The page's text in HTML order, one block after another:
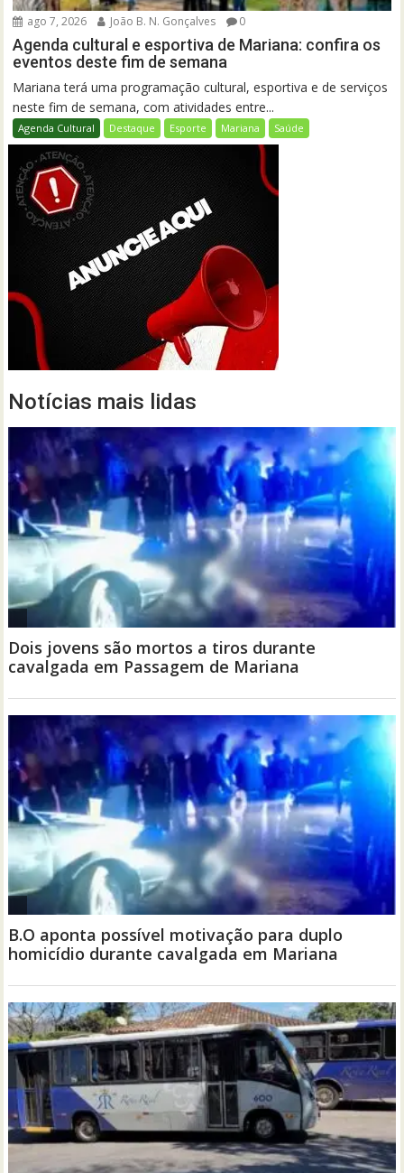
ago 7, 2026 João B. N. Gonçalves 0
Agenda cultural e esportiva de Mariana: confira os
eventos deste fim de semana
Mariana terá uma programação cultural, esportiva e de serviços
neste fim de semana, com atividades entre...
Agenda Cultural Destaque Esporte Mariana Saúde
Notícias mais lidas